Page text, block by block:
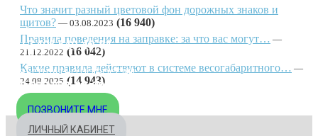
МОСКВА
+7 495 540-40-84
БЕСПЛАТНО ПО РОССИИ
8 800 333-32-89
ПОЗВОНИТЕ МНЕ
ЛИЧНЫЙ КАБИНЕТ
Что значит разный цветовой фон дорожных знаков и
щитов?
03.08.2023 (16 940)
Правила поведения на заправке: за что вас могут…
21.12.2022 (16 042)
Какие правила действуют в системе весогабаритного…
24.08.2025 (14 943)